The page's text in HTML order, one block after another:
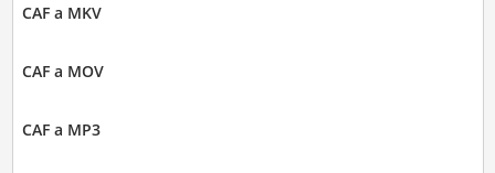
CAF a MKV
CAF a MOV
CAF a MP3